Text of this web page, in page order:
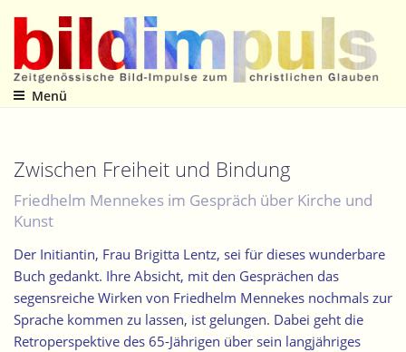
Inhalt
springen
Zeitgenössische Bild-Impulse zum christlichen Glauben
Menü
Zwischen Freiheit und Bindung
Friedhelm Mennekes im Gespräch über Kirche und
Kunst
Der Initiantin, Frau Brigitta Lentz, sei für dieses wunderbare
Buch gedankt. Ihre Absicht, mit den Gesprächen das
segensreiche Wirken von Friedhelm Mennekes nochmals zur
Sprache kommen zu lassen, ist gelungen. Dabei geht die
Retroperspektive des 65-Jährigen über sein langjähriges